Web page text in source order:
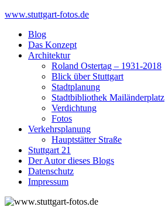
Skip
content
www.stuttgart-fotos.de
Blog
Das Konzept
Architektur
Roland Ostertag – 1931-2018
Blick über Stuttgart
Stadtplanung
Stadtbibliothek Mailänderplatz
Verdichtung
Fotos
Verkehrsplanung
Hauptstätter Straße
Stuttgart 21
Der Autor dieses Blogs
Datenschutz
Impressum